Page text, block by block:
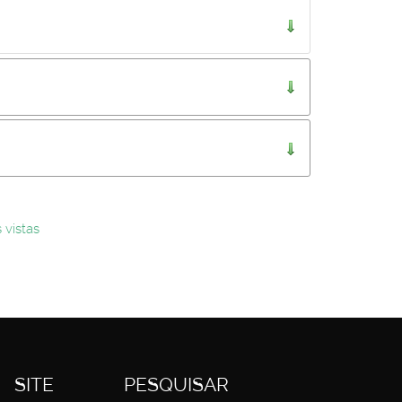
vistas
SITE PESQUISAR